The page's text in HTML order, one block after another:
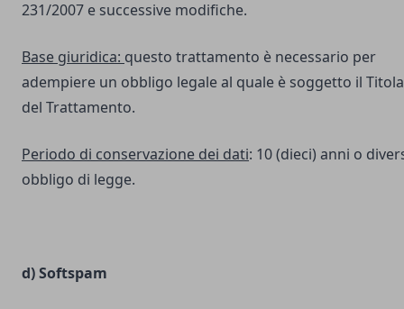
231/2007 e successive modifiche.
Base giuridica: questo trattamento è necessario per
adempiere un obbligo legale al quale è soggetto il
del Trattamento.
Periodo di conservazione dei dati: 10 (dieci) anni o
obbligo di legge.
d) Softspam